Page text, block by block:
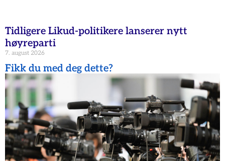
Tidligere Likud-politikere lanserer nytt
høyreparti
7. august 2026
Fikk du med deg dette?